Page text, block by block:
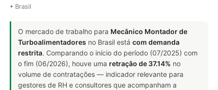
• Brasil
O mercado de trabalho para Mecânico Montador de
Turboalimentadores no Brasil está com demanda
restrita. Comparando o início do período (07/2025) com
o fim (06/2026), houve uma retração de 37.14% no
volume de contratações — indicador relevante para
gestores de RH e consultores que acompanham a